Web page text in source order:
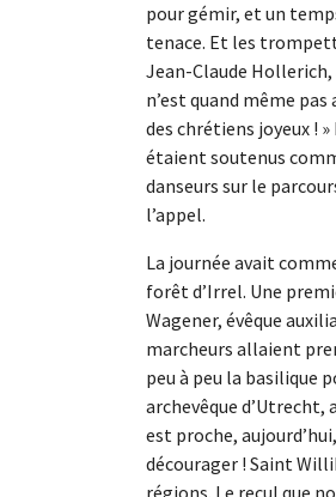
pour gémir, et un
tenace. Et les
Jean-Claude
n’est quand même
des chrétiens joyeux !
étaient soutenus
danseurs sur le
l’appel.
La journée avait
forêt d’Irrel. Une
Wagener, évêque
marcheurs allaient
peu à peu la basilique
archevêque
est proche,
décourager ! Saint